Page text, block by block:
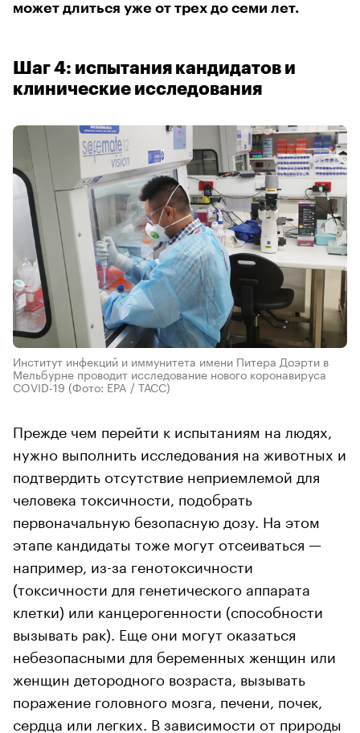
может длиться уже от трех до семи лет.
Шаг 4: испытания кандидатов и
клинические исследования
Институт инфекций и иммунитета имени Питера Доэрти в
Мельбурне проводит исследование нового коронавируса
COVID-19 (Фото: EPA / ТАСС)
Прежде чем перейти к испытаниям на людях,
нужно выполнить исследования на животных и
подтвердить отсутствие неприемлемой для
человека токсичности, подобрать
первоначальную безопасную дозу. На этом
этапе кандидаты тоже могут отсеиваться —
например, из-за генотоксичности
(токсичности для генетического аппарата
клетки) или канцерогенности (способности
вызывать рак). Еще они могут оказаться
небезопасными для беременных женщин или
женщин детородного возраста, вызывать
поражение головного мозга, печени, почек,
сердца или легких. В зависимости от природы